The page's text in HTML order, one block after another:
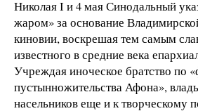
Николая I и 4 мая Синодальный
жаром» за основание
киновии, воскрешая тем самым
известного в средние века
Учреждая иноческое братство по
пустынножительства Афона»,
насельников еще и к